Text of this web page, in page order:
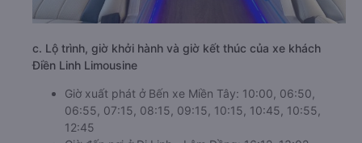
c. Lộ trình, giờ khởi hành và giờ kết thúc của xe khách
Điền Linh Limousine
Giờ xuất phát ở Bến xe Miền Tây: 10:00, 06:50,
06:55, 07:15, 08:15, 09:15, 10:15, 10:45, 10:55,
12:45